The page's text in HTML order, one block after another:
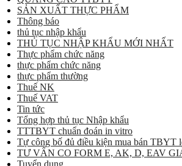
SẢN XUẤT THỰC PHẨM
Thông báo
thủ tục nhập khẩu
THỦ TỤC NHẬP KHẨU MỚI NHẤT
Thực phẩm chức năng
thực phẩm chức năng
thực phẩm thường
Thuế NK
Thuế VAT
Tin tức
Tổng hợp thủ tục Nhập khẩu
TTTBYT chuẩn đoán in vitro
Tự công bố đủ điều kiện mua bán TBYT
TƯ VẤN CO FORM E, AK, D, EAV
Tuyển dụng